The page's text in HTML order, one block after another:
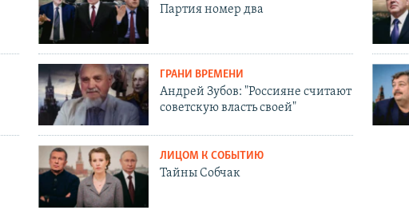
Партия номер два
ГРАНИ ВРЕМЕНИ
Андрей Зубов: "Россияне считают
советскую власть своей"
ЛИЦОМ К СОБЫТИЮ
Тайны Собчак